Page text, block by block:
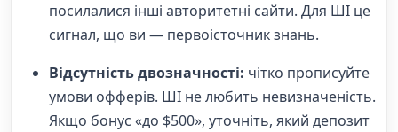
посилалися інші авторитетні сайти. Для ШІ це
сигнал, що ви — первоісточник знань.
Відсутність двозначності: чітко прописуйте
умови офферів. ШІ не любить невизначеність.
Якщо бонус «до $500», уточніть, який депозит